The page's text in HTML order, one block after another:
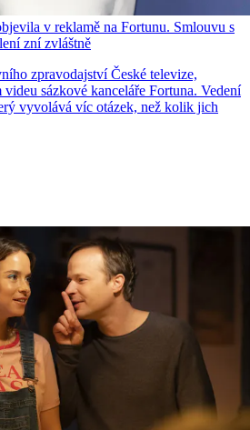
v reklamě na Fortunu. Smlouvu s
zní zvláštně
zpravodajství České televize,
sázkové kanceláře Fortuna. Vedení
vyvolává víc otázek, než kolik jich